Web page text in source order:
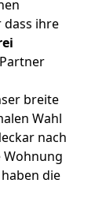
ihre
breite
Wahl
nach
Wohnung
die